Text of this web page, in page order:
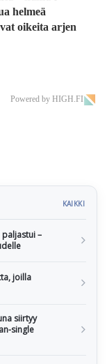
helmeä
oikeita arjen
Powered by HIGH.FI
KAIKKI
paljastui –
joilla
siirtyy
single